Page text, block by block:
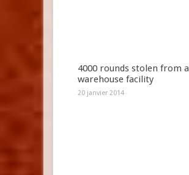
4000 rounds stolen from a
warehouse facility
20 janvier 2014